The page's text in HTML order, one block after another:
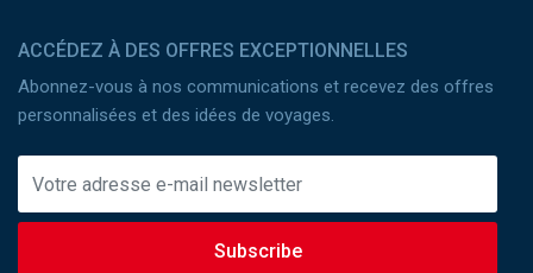
ACCÉDEZ À DES OFFRES EXCEPTIONNELLES
Abonnez-vous à nos communications et recevez des offres
personnalisées et des idées de voyages.
Subscribe